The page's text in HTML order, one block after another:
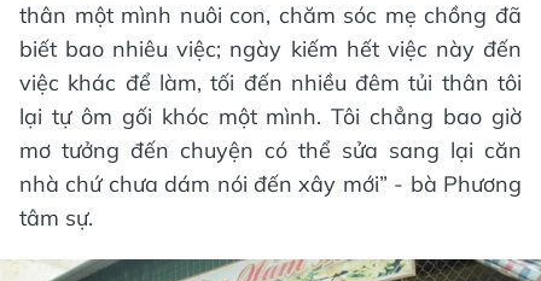
thân một mình nuôi con, chăm sóc mẹ chồng đã
biết bao nhiêu việc; ngày kiếm hết việc này đến
việc khác để làm, tối đến nhiều đêm tủi thân tôi
lại tự ôm gối khóc một mình. Tôi chẳng bao giờ
mơ tưởng đến chuyện có thể sửa sang lại căn
nhà chứ chưa dám nói đến xây mới” - bà Phương
tâm sự.